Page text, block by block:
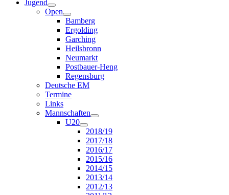
Jugend
Open
Bamberg
Ergolding
Garching
Heilsbronn
Neumarkt
Postbauer-Heng
Regensburg
Deutsche EM
Termine
Links
Mannschaften
U20
2018/19
2017/18
2016/17
2015/16
2014/15
2013/14
2012/13